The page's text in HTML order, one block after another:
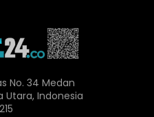
No. 34 Medan
Utara, Indonesia